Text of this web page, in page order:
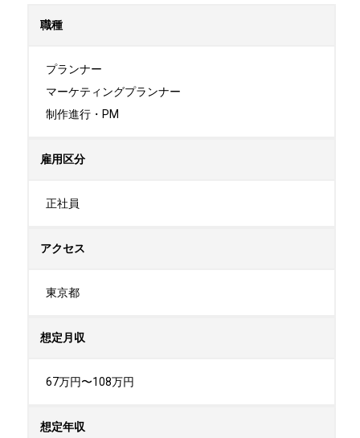
職種
プランナー
マーケティングプランナー
制作進行・PM
雇用区分
正社員
アクセス
東京都
想定月収
67万円〜108万円
想定年収